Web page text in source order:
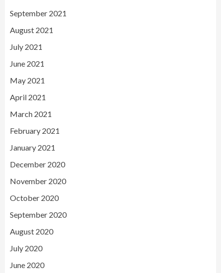
September 2021
August 2021
July 2021
June 2021
May 2021
April 2021
March 2021
February 2021
January 2021
December 2020
November 2020
October 2020
September 2020
August 2020
July 2020
June 2020